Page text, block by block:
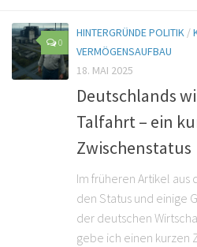
0
HINTERGRÜNDE POLITIK /
VERMÖGENSAUFBAU
18. MAI 2025
Deutschlands
Talfahrt – ein
Zwischenstatus
Im früheren Artikel aus
den Status und einige
der deutschen
gebe ich einen kurzen